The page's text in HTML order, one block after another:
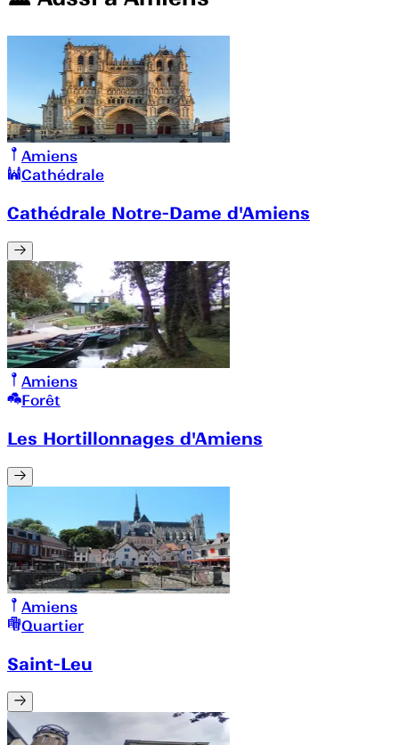
Amiens
Cathédrale
Cathédrale Notre-Dame d'Amiens
Amiens
Forêt
Les Hortillonnages d'Amiens
Amiens
Quartier
Saint-Leu